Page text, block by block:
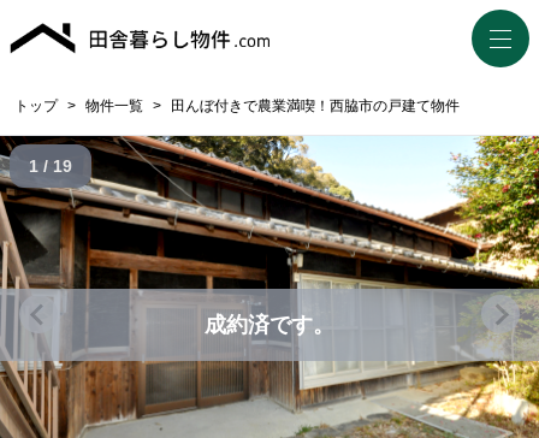
トップ > 物件一覧 > 田んぼ付きで農業満喫！西脇市の戸建て物件
成約済です。
1 / 19